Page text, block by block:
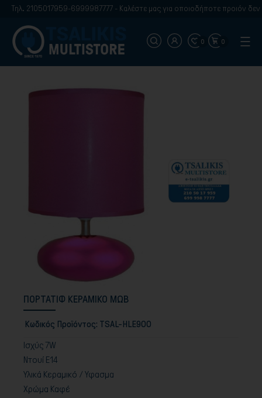
Τηλ. 2105017959-6999987777 - Καλέστε μας για οποιοδήποτε προιόν δεν
0 0
ΠΟΡΤΑΤΙΦ ΚΕΡΑΜΙΚΟ ΜΩΒ
Κωδικός Προϊόντος: TSAL-HLE900
Ισχύς 7W
Ντουί E14
Υλικά Κεραμικό / Υφασμα
Χρώμα Καφέ